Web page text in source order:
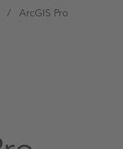
ArcGIS Pro